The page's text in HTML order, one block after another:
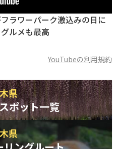
ラワーパーク激込みの日に
ルメも最高
YouTubeの利用規約
県
ポット一覧
県